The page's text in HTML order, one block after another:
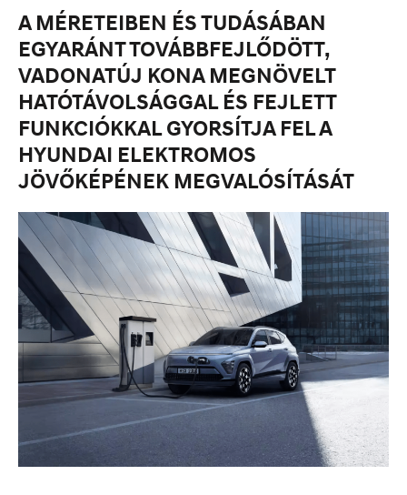
A MÉRETEIBEN ÉS TUDÁSÁBAN
EGYARÁNT TOVÁBBFEJLŐDÖTT,
VADONATÚJ KONA MEGNÖVELT
HATÓTÁVOLSÁGGAL ÉS FEJLETT
FUNKCIÓKKAL GYORSÍTJA FEL A
HYUNDAI ELEKTROMOS
JÖVŐKÉPÉNEK MEGVALÓSÍTÁSÁT